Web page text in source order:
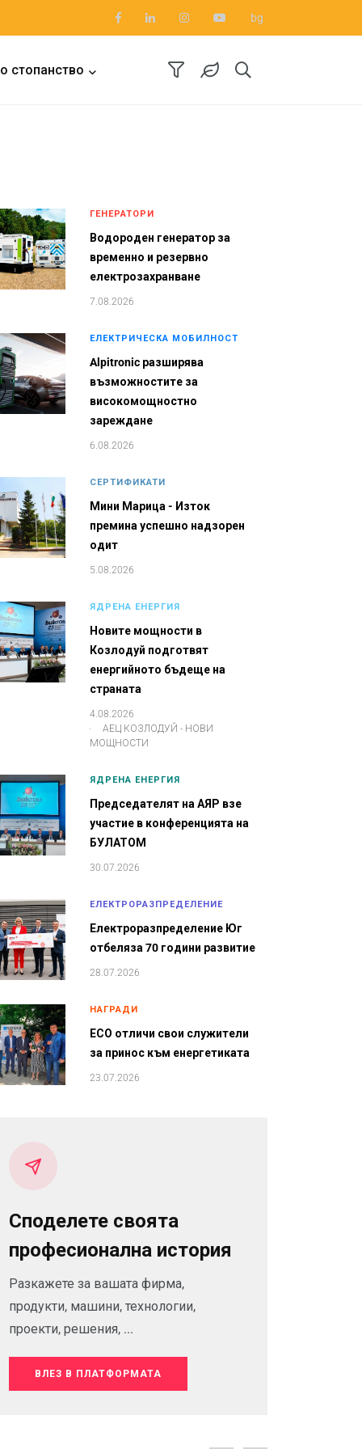
bg
стопанство
ГЕНЕРАТОРИ
Водороден генератор за
временно и резервно
електрозахранване
7.08.2026
ЕЛЕКТРИЧЕСКА МОБИЛНОСТ
Alpitronic разширява
възможностите за
високомощностно
зареждане
6.08.2026
СЕРТИФИКАТИ
Мини Марица - Изток
премина успешно надзорен
одит
5.08.2026
ЯДРЕНА ЕНЕРГИЯ
Новите мощности в
Козлодуй подготвят
енергийното бъдеще на
страната
4.08.2026
.
АЕЦ КОЗЛОДУЙ - НОВИ
МОЩНОСТИ
ЯДРЕНА ЕНЕРГИЯ
Председателят на АЯР взе
участие в конференцията на
БУЛАТОМ
30.07.2026
ЕЛЕКТРОРАЗПРЕДЕЛЕНИЕ
Електроразпределение Юг
отбеляза 70 години развитие
28.07.2026
НАГРАДИ
ЕСО отличи свои служители
за принос към енергетиката
23.07.2026
Споделете своята
професионална история
Разкажете за вашата фирма,
продукти, машини, технологии,
проекти, решения, ...
ВЛЕЗ В ПЛАТФОРМАТА